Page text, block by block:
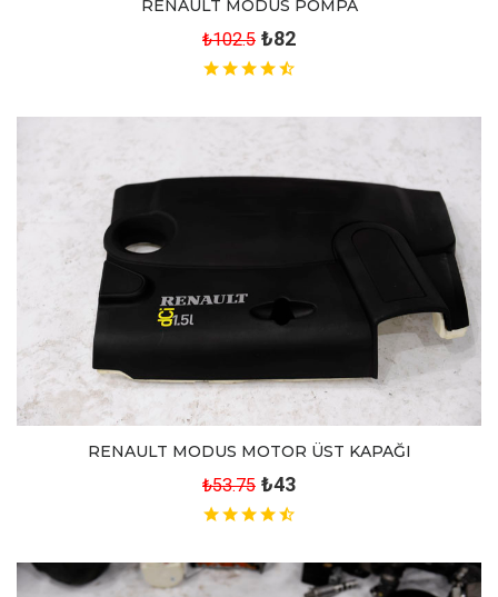
RENAULT MODUS POMPA
₺102.5 ₺82
RENAULT MODUS MOTOR ÜST KAPAĞI
₺53.75 ₺43